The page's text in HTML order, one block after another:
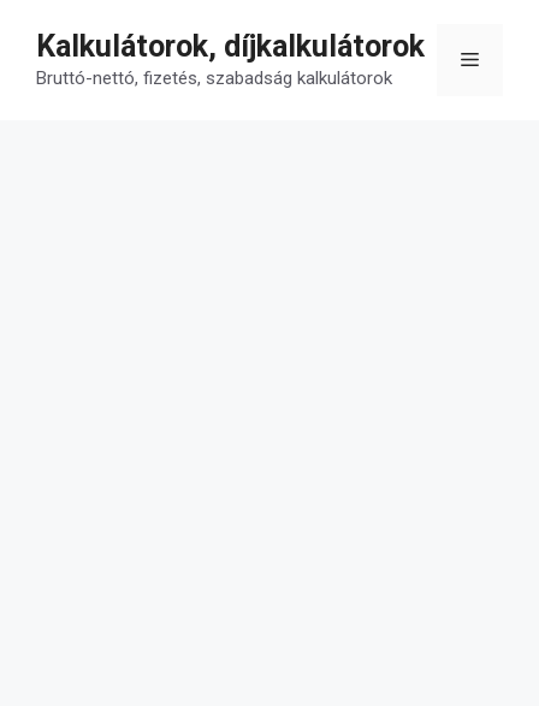
tartalomba
Kalkulátorok, díjkalkulátorok
Bruttó-nettó, fizetés, szabadság kalkulátorok
Menü